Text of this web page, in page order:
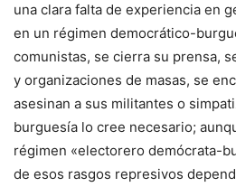
una clara falta de experiencia en
en un régimen democrático-
comunistas, se cierra su prensa,
y organizaciones de masas, se
asesinan a sus militantes o
burguesía lo cree necesario;
régimen «electorero demócrata-
de esos rasgos represivos